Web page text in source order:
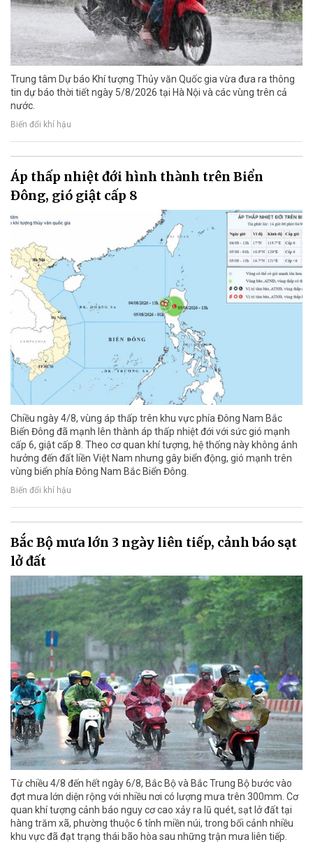
Trung tâm Dự báo Khí tượng Thủy văn Quốc gia vừa đưa ra thông
tin dự báo thời tiết ngày 5/8/2026 tại Hà Nội và các vùng trên cả
nước.
Biến đổi khí hậu
Áp thấp nhiệt đới hình thành trên Biển
Đông, gió giật cấp 8
Chiều ngày 4/8, vùng áp thấp trên khu vực phía Đông Nam Bắc
Biển Đông đã mạnh lên thành áp thấp nhiệt đới với sức gió mạnh
cấp 6, giật cấp 8. Theo cơ quan khí tượng, hệ thống này không ảnh
hưởng đến đất liền Việt Nam nhưng gây biển động, gió mạnh trên
vùng biển phía Đông Nam Bắc Biển Đông.
Biến đổi khí hậu
Bắc Bộ mưa lớn 3 ngày liên tiếp, cảnh báo sạt
lở đất
Từ chiều 4/8 đến hết ngày 6/8, Bắc Bộ và Bắc Trung Bộ bước vào
đợt mưa lớn diện rộng với nhiều nơi có lượng mưa trên 300mm. Cơ
quan khí tượng cảnh báo nguy cơ cao xảy ra lũ quét, sạt lở đất tại
hàng trăm xã, phường thuộc 6 tỉnh miền núi, trong bối cảnh nhiều
khu vực đã đạt trạng thái bão hòa sau những trận mưa liên tiếp.